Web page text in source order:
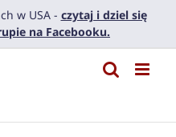
w USA - czytaj i dziel się
na Facebooku.